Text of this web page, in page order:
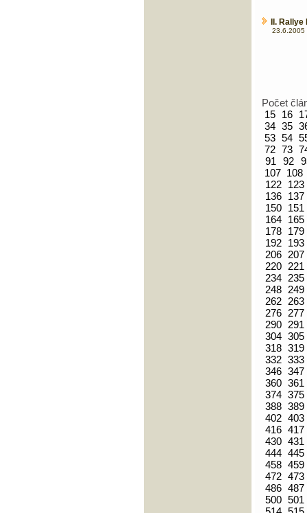
II.
23.6.2005
Počet
15 16
34 35
53 54
72 73
91
92
107 108
122
123
136
137
150
151
164
165
178
179
192
193
206 207
220
221
234
235
248
249
262
263
276
277
290
291
304 305
318 319
332 333
346 347
360 361
374 375
388 389
402 403
416 417
430 431
444 445
458 459
472 473
486 487
500 501